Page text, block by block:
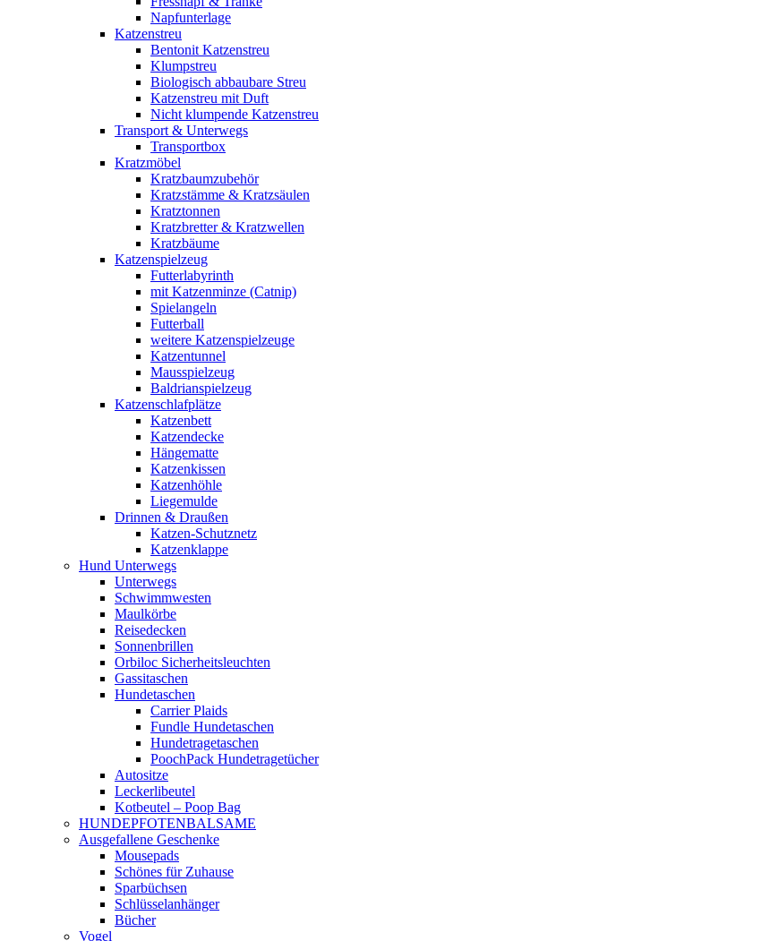
Napfunterlage
Katzenstreu
Bentonit Katzenstreu
Klumpstreu
Biologisch abbaubare Streu
Katzenstreu mit Duft
Nicht klumpende Katzenstreu
Transport & Unterwegs
Transportbox
Kratzmöbel
Kratzbaumzubehör
Kratzstämme & Kratzsäulen
Kratztonnen
Kratzbretter & Kratzwellen
Kratzbäume
Katzenspielzeug
Futterlabyrinth
mit Katzenminze (Catnip)
Spielangeln
Futterball
weitere Katzenspielzeuge
Katzentunnel
Mausspielzeug
Baldrianspielzeug
Katzenschlafplätze
Katzenbett
Katzendecke
Hängematte
Katzenkissen
Katzenhöhle
Liegemulde
Drinnen & Draußen
Katzen-Schutznetz
Katzenklappe
Hund Unterwegs
Unterwegs
Schwimmwesten
Maulkörbe
Reisedecken
Sonnenbrillen
Orbiloc Sicherheitsleuchten
Gassitaschen
Hundetaschen
Carrier Plaids
Fundle Hundetaschen
Hundetragetaschen
PoochPack Hundetragetücher
Autositze
Leckerlibeutel
Kotbeutel – Poop Bag
HUNDEPFOTENBALSAME
Ausgefallene Geschenke
Mousepads
Schönes für Zuhause
Sparbüchsen
Schlüsselanhänger
Bücher
Vogel